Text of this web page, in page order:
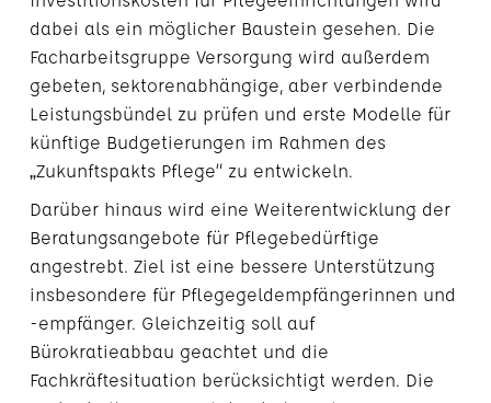
dabei als ein möglicher Baustein gesehen. Die
Facharbeitsgruppe Versorgung wird außerdem
gebeten, sektorenabhängige, aber verbindende
Leistungsbündel zu prüfen und erste Modelle für
künftige Budgetierungen im Rahmen des
„Zukunftspakts Pflege“ zu entwickeln.
Darüber hinaus wird eine Weiterentwicklung der
Beratungsangebote für Pflegebedürftige
angestrebt. Ziel ist eine bessere Unterstützung
insbesondere für Pflegegeldempfängerinnen und
-empfänger. Gleichzeitig soll auf
Bürokratieabbau geachtet und die
Fachkräftesituation berücksichtigt werden. Die